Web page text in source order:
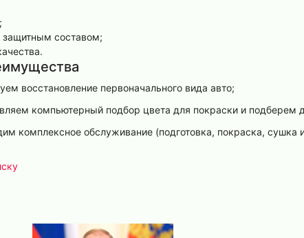
составом;
восстановление первоначального вида авто;
компьютерный подбор цвета для покраски и подберем
комплексное обслуживание (подготовка, покраска, сушка